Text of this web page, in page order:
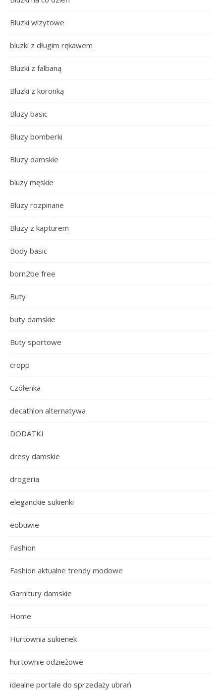
Bluzki wizytowe
bluzki z długim rękawem
Bluzki z falbaną
Bluzki z koronką
Bluzy basic
Bluzy bomberki
Bluzy damskie
bluzy męskie
Bluzy rozpinane
Bluzy z kapturem
Body basic
born2be free
Buty
buty damskie
Buty sportowe
cropp
Czółenka
decathlon alternatywa
DODATKI
dresy damskie
drogeria
eleganckie sukienki
eobuwie
Fashion
Fashion aktualne trendy modowe
Garnitury damskie
Home
Hurtownia sukienek
hurtownie odzieżowe
idealne portale do sprzedaży ubrań